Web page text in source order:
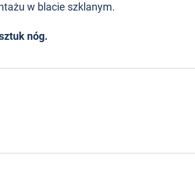
w blacie szklanym.
nóg.